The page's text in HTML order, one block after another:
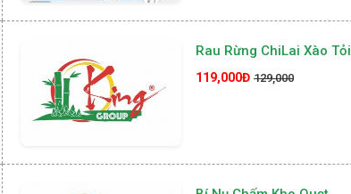
Rau Rừng ChiLai Xào Tỏi
119,000Đ 129,000